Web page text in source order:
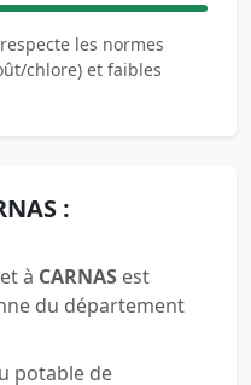
les normes
chlore) et faibles
:
à CARNAS est
du département
potable de